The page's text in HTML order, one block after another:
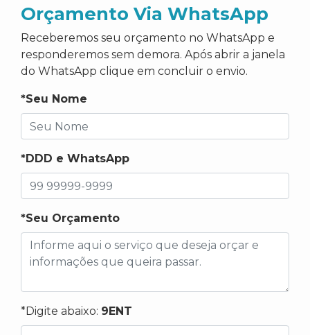
Orçamento Via WhatsApp
Receberemos seu orçamento no WhatsApp e
responderemos sem demora. Após abrir a janela
do WhatsApp clique em concluir o envio.
*Seu Nome
*DDD e WhatsApp
*Seu Orçamento
*Digite abaixo: 9ENT